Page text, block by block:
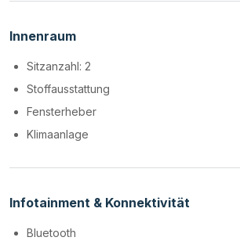
Innenraum
Sitzanzahl: 2
Stoffausstattung
Fensterheber
Klimaanlage
Infotainment & Konnektivität
Bluetooth